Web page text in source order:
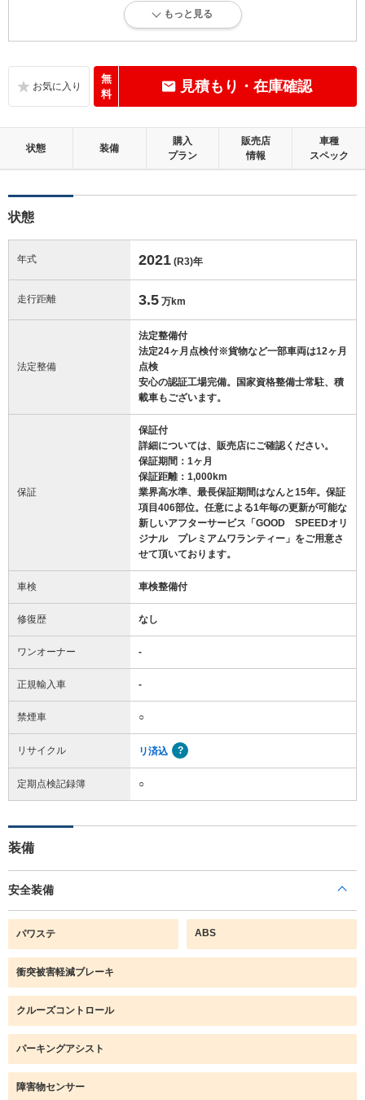
内外装に目立たない軽微なキズ、ヘコミが少し認められますが、良好な
目立たない軽微なダメージはありますが、良好な状態です。
外装：
キズ、ヘコミなどが少なく、あっても目立たない、良好な状態です。
もっと見る
無
料
見積もり・在庫確認
状態 装備
購入
プラン
販売店
情報
車種
スペック
状態
年式 2021 (R3)年
走行距離 3.5 万km
法定整備
法定整備付
法定24ヶ月点検付※貨物など一部車両は12ヶ月
点検
安心の認証工場完備。国家資格整備士常駐、積
載車もございます。
保証
保証付
詳細については、販売店にご確認ください。
保証期間：1ヶ月
保証距離：1,000km
業界高水準、最長保証期間はなんと15年。保証
項目406部位。任意による1年毎の更新が可能な
新しいアフターサービス「GOOD SPEEDオリ
ジナル プレミアムワランティー」をご用意さ
せて頂いております。
車検 車検整備付
修復歴 なし
ワンオーナー -
正規輸入車 -
禁煙車 ○
リサイクル リ済込
定期点検記録簿 ○
装備
安全装備
パワステ ABS
衝突被害軽減ブレーキ
クルーズコントロール
パーキングアシスト
障害物センサー